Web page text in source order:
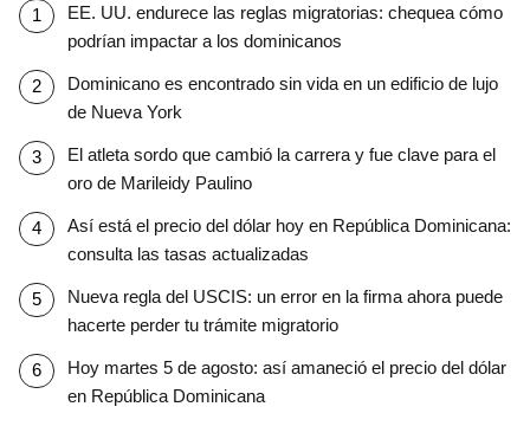
EE. UU. endurece las reglas migratorias: chequea cómo
podrían impactar a los dominicanos
Dominicano es encontrado sin vida en un edificio de lujo
de Nueva York
El atleta sordo que cambió la carrera y fue clave para el
oro de Marileidy Paulino
Así está el precio del dólar hoy en República Dominicana:
consulta las tasas actualizadas
Nueva regla del USCIS: un error en la firma ahora puede
hacerte perder tu trámite migratorio
Hoy martes 5 de agosto: así amaneció el precio del dólar
en República Dominicana